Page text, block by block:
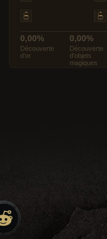
0,00%
Découverte
d’or
0,00%
Découverte
d’objets
magiques